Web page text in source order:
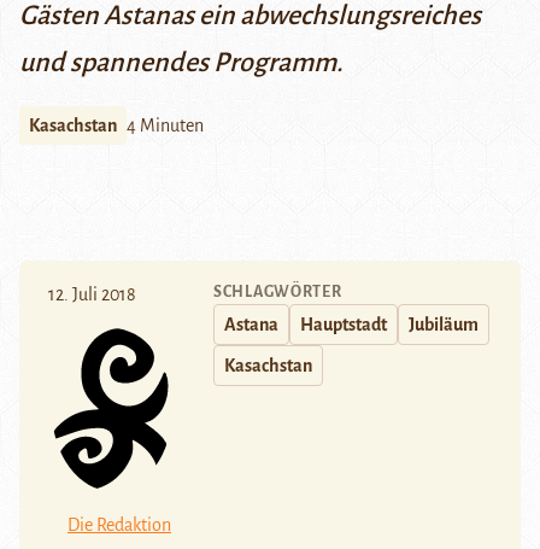
Gästen Astanas ein abwechslungsreiches
und spannendes Programm.
Kasachstan 4 Minuten
12. Juli 2018
Die Redaktion
SCHLAGWÖRTER
Astana Hauptstadt Jubiläum
Kasachstan